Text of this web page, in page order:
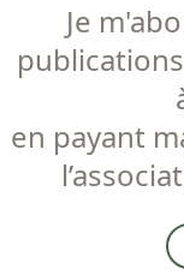
Je
en payant